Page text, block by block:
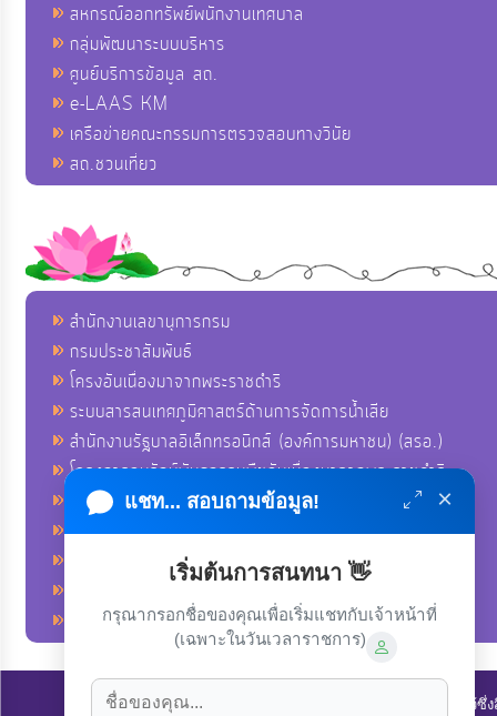
สหกรณ์ออกทรัพย์พนักงานเทศบาล
กลุ่มพัฒนาระบบบริหาร
ศูนย์บริการข้อมูล สถ.
e-LAAS KM
เครือข่ายคณะกรรมการตรวจสอบทางวินัย
สถ.ชวนเที่ยว
สำนักงานเลขานุการกรม
กรมประชาสัมพันธ์
โครงอันเนื่องมาจากพระราชดำริ
ระบบสารสนเทศภูมิศาสตร์ด้านการจัดการน้ำเสีย
สำนักงานรัฐบาลอิเล็กทรอนิกส์ (องค์การมหาชน) (สรอ.)
โครงการอนุรักษ์พันธุกรรมพืชอันเนื่องมาจากพระราชดำริ
คลังข่าวมหาไทย
คู่มือตาม พ.ร.บ.อำนวยความสดวกฯ
ฐานข้อมูลหน่วยงานภาครัฐ (INFO)
ศูนย์อำนวยการบริหารจังหวัดชายแดนภาคใต้ ศอ.บต.
ลิขสิทธิ์ © 2022-2023 องค์การบริหารส่วนตำบลนาโพธิ์. ขอสงวนไว้
แชท... สอบถามข้อมูล! ×
เริ่มต้นการสนทนา 👋
กรุณากรอกชื่อของคุณเพื่อเริ่มแชทกับเจ้าหน้าที่
(เฉพาะในวันเวลาราชการ)